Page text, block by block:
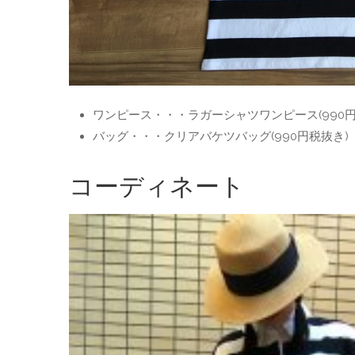
ワンピース・・・ラガーシャツワンピース(990
バッグ・・・クリアバケツバッグ(990円税抜き)
コーディネート